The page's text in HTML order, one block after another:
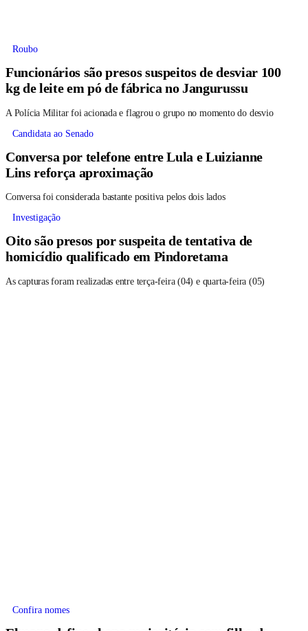
Roubo
Funcionários são presos suspeitos de desviar 100
kg de leite em pó de fábrica no Jangurussu
A Polícia Militar foi acionada e flagrou o grupo no momento do desvio
Candidata ao Senado
Conversa por telefone entre Lula e Luizianne
Lins reforça aproximação
Conversa foi considerada bastante positiva pelos dois lados
Investigação
Oito são presos por suspeita de tentativa de
homicídio qualificado em Pindoretama
As capturas foram realizadas entre terça-feira (04) e quarta-feira (05)
Confira nomes